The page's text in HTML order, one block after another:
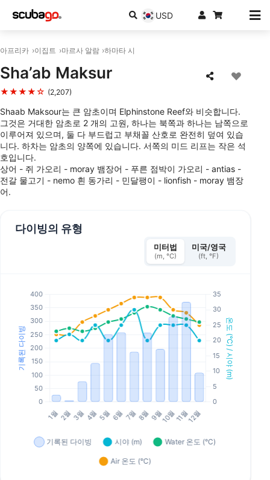
USD
아프리카 이집트 마르사 알람 하마타 시
Sha’ab Maksur
★★★★☆ (2,207)
Shaab Maksour는 큰 암초이며 Elphinstone Reef와 비슷합니다.
그것은 거대한 암초로 2 개의 고원, 하나는 북쪽과 하나는 남쪽으로
이루어져 있으며, 둘 다 부드럽고 부채꼴 산호로 완전히 덮여 있습
니다. 하차는 암초의 양쪽에 있습니다. 서쪽의 미드 리프는 작은 석
호입니다.
상어 - 쥐 가오리 - moray 뱀장어 - 푸른 점박이 가오리 - antias -
전갈 물고기 - nemo 흰 동가리 - 민달팽이 - lionfish - moray 뱀장
어.
다이빙의 유형
미터법
(m, °C)
미국/영국
(ft, °F)